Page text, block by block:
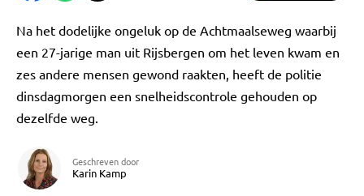
Na het dodelijke ongeluk op de Achtmaalseweg waarbij
een 27-jarige man uit Rijsbergen om het leven kwam en
zes andere mensen gewond raakten, heeft de politie
dinsdagmorgen een snelheidscontrole gehouden op
dezelfde weg.
Geschreven door
Karin Kamp